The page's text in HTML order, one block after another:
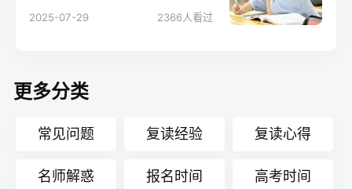
散尽，这场 “二次冲刺” 的影响
漪。对湖南多届复读生的追踪
响远比 “考上好大学” 更复杂多
2025-07-29 2366人看过
更多分类
常见问题 复读经验 复读心得
名师解惑 报名时间 高考时间